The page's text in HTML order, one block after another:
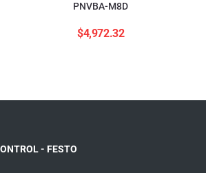
PNVBA-M8D
$4,972.32
- FESTO